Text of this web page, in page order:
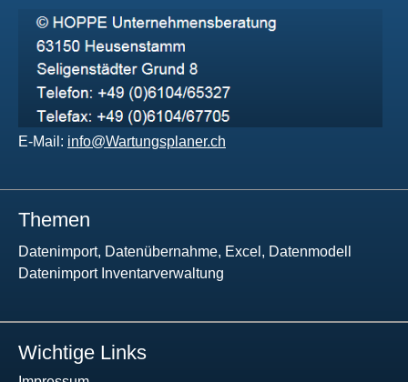
E-Mail: info@Wartungsplaner.ch
Themen
Datenimport, Datenübernahme, Excel, Datenmodell
Datenimport Inventarverwaltung
Wichtige Links